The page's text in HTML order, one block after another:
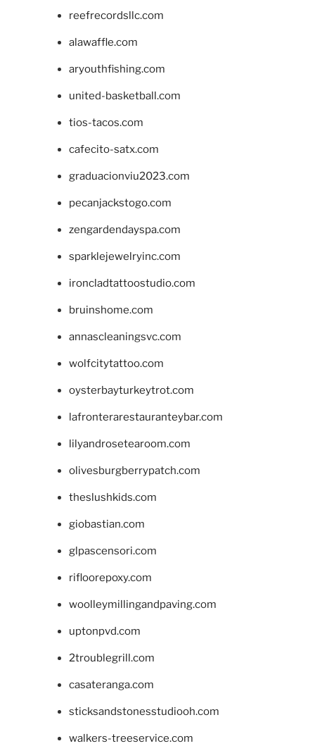
reefrecordsllc.com
alawaffle.com
aryouthfishing.com
united-basketball.com
tios-tacos.com
cafecito-satx.com
graduacionviu2023.com
pecanjackstogo.com
zengardendayspa.com
sparklejewelryinc.com
ironcladtattoostudio.com
bruinshome.com
annascleaningsvc.com
wolfcitytattoo.com
oysterbayturkeytrot.com
lafronterarestauranteybar.com
lilyandrosetearoom.com
olivesburgberrypatch.com
theslushkids.com
giobastian.com
glpascensori.com
rifloorepoxy.com
woolleymillingandpaving.com
uptonpvd.com
2troublegrill.com
casateranga.com
sticksandstonesstudiooh.com
walkers-treeservice.com